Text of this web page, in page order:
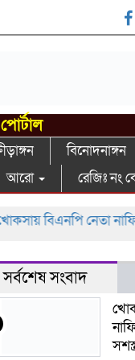
বিনোদনাঙ্গন
আরো রেজিঃ নং
বিএনপি নেতা
সর্বশেষ সংবাদ